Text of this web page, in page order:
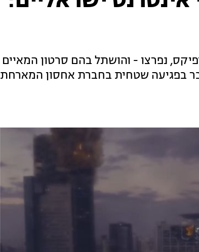
נפרצו - והושתל בהם סרטון המאיים
בפגיעה שטחית בחברת אחסון המארחת